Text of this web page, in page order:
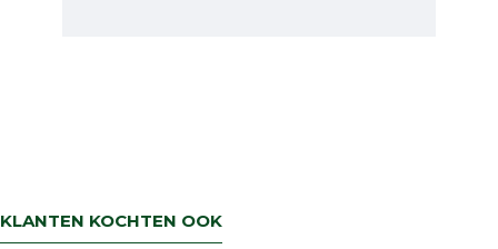
KLANTEN KOCHTEN OOK